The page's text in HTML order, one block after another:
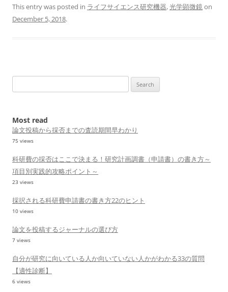
This entry was posted in ライフサイエンス研究機器,光学顕微鏡on
December 5, 2018.
for:
Most read
論文投稿から採否までの査読期間早わかり
75 views
科研費の採否はここで決まる！研究計画調書（申請書）の書き方～
項目別実践的攻略ポイント～
23 views
採択される科研費申請書の書き方22のヒント
10 views
論文を投稿するジャーナルの選び方
7 views
自分が研究に向いている人か向いていない人かがわかる33の質問
【適性診断】
6 views